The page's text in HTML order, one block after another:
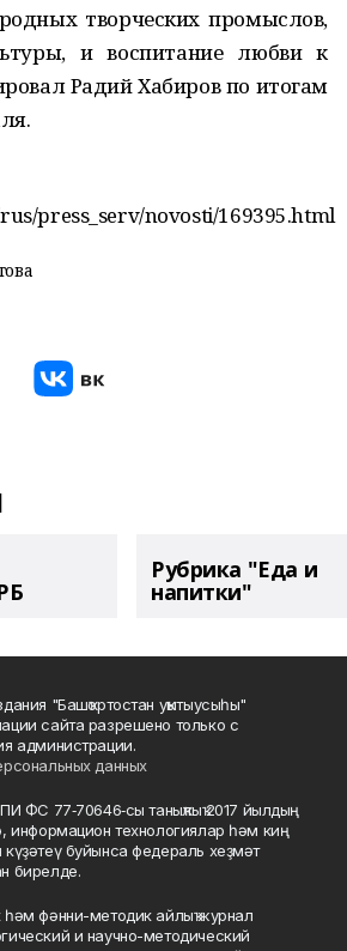
творческих промыслов,
и воспитание любви к
Радий Хабиров по итогам
press_serv/novosti/169395.html
Рубрика "Еда и
напитки"
"Башҡортостан уҡытыусыһы"
сайта разрешено только с
администрации.
данных
ФС 77‑70646‑сы таныҡлыҡ 2017 йылдың
информацион технологиялар һәм киң
буйынса федераль хеҙмәт
бирелде.
фәнни-методик айлыҡ журнал
и научно-методический